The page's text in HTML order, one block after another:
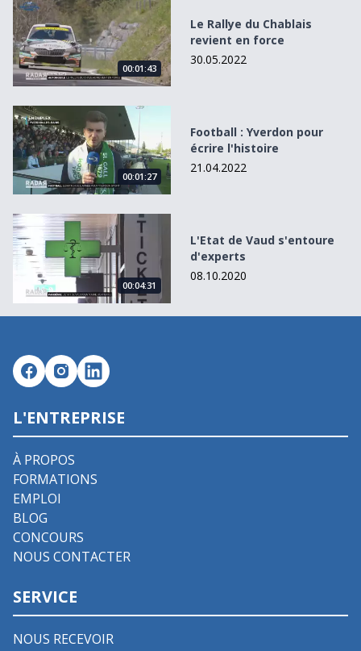
Le Rallye du Chablais revient en force
00:01:43
Le Rallye du Chablais
revient en force
30.05.2022
Football : Yverdon pour écrire l&#039;histoire
00:01:27
Football : Yverdon pour
écrire l'histoire
21.04.2022
L&#039;Etat de Vaud s&#039;entoure d&#039;experts
00:04:31
L'Etat de Vaud s'entoure
d'experts
08.10.2020
L'ENTREPRISE
À PROPOS
FORMATIONS
EMPLOI
BLOG
CONCOURS
NOUS CONTACTER
SERVICE
NOUS RECEVOIR